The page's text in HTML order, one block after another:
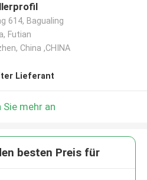
614, Bagualing
Futian
China ,CHINA
Lieferant
Sie mehr an
besten Preis für